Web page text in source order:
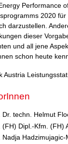
Performance
2020
darzustellen.
dieser
und all jene
schon heute
Austria
Dr. techn. Helmut
(FH) Dipl.-Kfm. (FH)
Nadja Hadzimujagic-